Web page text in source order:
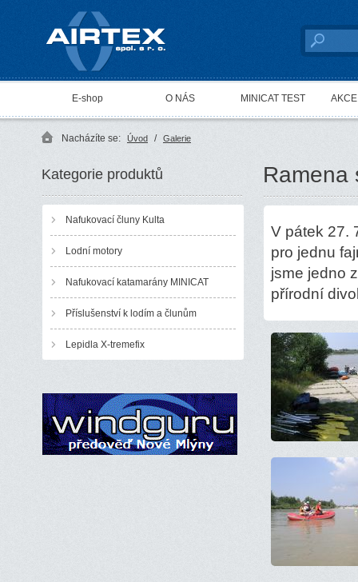
AIRTEX spol. s r. o.
E-shop O NÁS MINICAT TEST
Nacházíte se: Úvod / Galerie
Kategorie produktů
Nafukovací čluny Kulta
Lodní motory
Nafukovací katamarány MINICAT
Příslušenství k lodím a člunům
Lepidla X-tremefix
Ramena
V pátek 27.
pro jednu
jsme jedno
přírodní